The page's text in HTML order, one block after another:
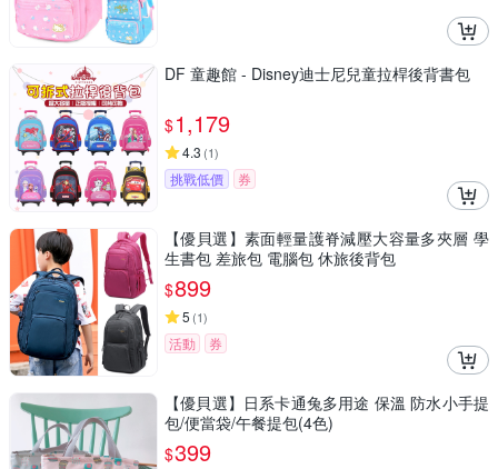
DF 童趣館 - Disney迪士尼兒童拉桿後背書包
$1,179
4.3 (1)
挑戰低價 券
【優貝選】素面輕量護脊減壓大容量多夾層 學
生書包 差旅包 電腦包 休旅後背包
$899
5 (1)
活動 券
【優貝選】日系卡通兔多用途 保溫 防水小手提
包/便當袋/午餐提包(4色)
$399